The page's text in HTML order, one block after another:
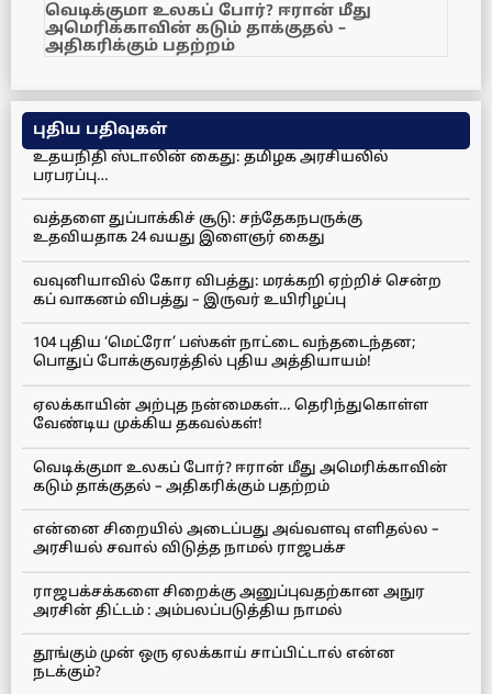
வெடிக்குமா உலகப் போர்? ஈரான் மீது
அமெரிக்காவின் கடும் தாக்குதல் –
அதிகரிக்கும் பதற்றம்
புதிய பதிவுகள்
உதயநிதி ஸ்டாலின் கைது: தமிழக அரசியலில்
பரபரப்பு…
வத்தளை துப்பாக்கிச் சூடு: சந்தேகநபருக்கு
உதவியதாக 24 வயது இளைஞர் கைது
வவுனியாவில் கோர விபத்து: மரக்கறி ஏற்றிச் சென்ற
கப் வாகனம் விபத்து – இருவர் உயிரிழப்பு
104 புதிய ‘மெட்ரோ’ பஸ்கள் நாட்டை வந்தடைந்தன;
பொதுப் போக்குவரத்தில் புதிய அத்தியாயம்!
ஏலக்காயின் அற்புத நன்மைகள்… தெரிந்துகொள்ள
வேண்டிய முக்கிய தகவல்கள்!
வெடிக்குமா உலகப் போர்? ஈரான் மீது அமெரிக்காவின்
கடும் தாக்குதல் – அதிகரிக்கும் பதற்றம்
என்னை சிறையில் அடைப்பது அவ்வளவு எளிதல்ல –
அரசியல் சவால் விடுத்த நாமல் ராஜபக்ச
ராஜபக்சக்களை சிறைக்கு அனுப்புவதற்கான அநுர
அரசின் திட்டம் : அம்பலப்படுத்திய நாமல்
தூங்கும் முன் ஒரு ஏலக்காய் சாப்பிட்டால் என்ன
நடக்கும்?